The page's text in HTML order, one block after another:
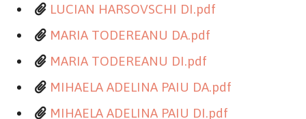
LUCIAN HARSOVSCHI DI.pdf
MARIA TODEREANU DA.pdf
MARIA TODEREANU DI.pdf
MIHAELA ADELINA PAIU DA.pdf
MIHAELA ADELINA PAIU DI.pdf